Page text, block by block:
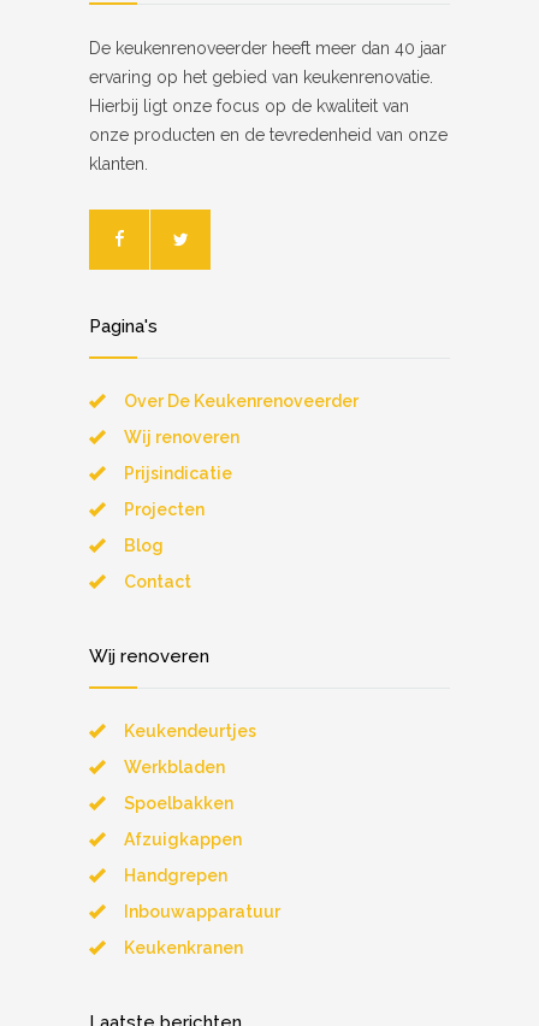
De keukenrenoveerder heeft meer dan 40 jaar
ervaring op het gebied van keukenrenovatie.
Hierbij ligt onze focus op de kwaliteit van
onze producten en de tevredenheid van onze
klanten.
Pagina's
Over De Keukenrenoveerder
Wij renoveren
Prijsindicatie
Projecten
Blog
Contact
Wij renoveren
Keukendeurtjes
Werkbladen
Spoelbakken
Afzuigkappen
Handgrepen
Inbouwapparatuur
Keukenkranen